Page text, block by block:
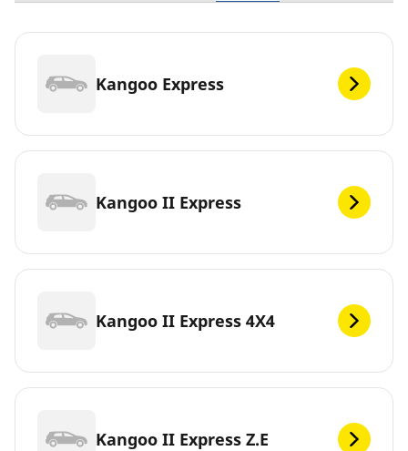
Kangoo Express
Kangoo II Express
Kangoo II Express 4X4
Kangoo II Express Z.E